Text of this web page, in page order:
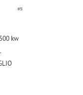
#5
kw